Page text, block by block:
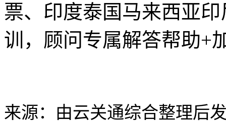
票、印度泰国马来西亚
训，顾问专属解答帮助+
来源：由云关通综合整理后